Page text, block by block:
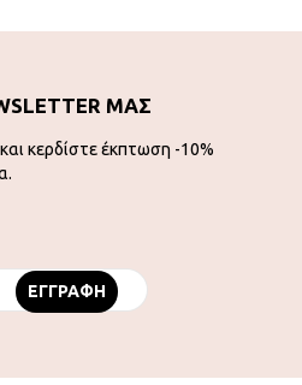
ΜΑΣ
κερδίστε έκπτωση -10%